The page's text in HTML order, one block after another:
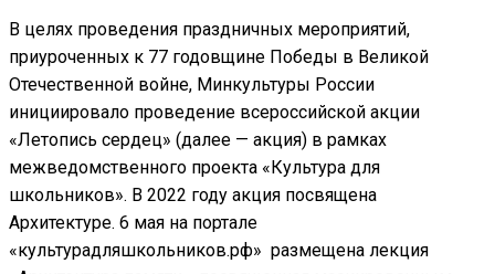
В целях проведения праздничных мероприятий,
приуроченных к 77 годовщине Победы в Великой
Отечественной войне, Минкультуры России
инициировало проведение всероссийской акции
«Летопись сердец» (далее — акция) в рамках
межведомственного проекта «Культура для
школьников». В 2022 году акция посвящена
Архитектуре. 6 мая на портале
«культурадляшкольников.рф» размещена лекция